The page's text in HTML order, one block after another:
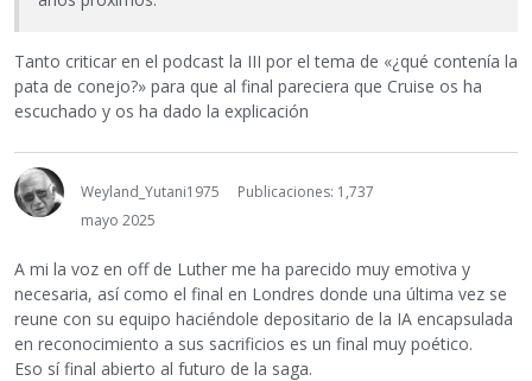
Tanto criticar en el podcast la III por el tema de «¿qué contenía la
pata de conejo?» para que al final pareciera que Cruise os ha
escuchado y os ha dado la explicación
Weyland_Yutani1975
Publicaciones: 1,737
mayo 2025
A mi la voz en off de Luther me ha parecido muy emotiva y
necesaria, así como el final en Londres donde una última vez se
reune con su equipo haciéndole depositario de la IA encapsulada
en reconocimiento a sus sacrificios es un final muy poético.
Eso sí final abierto al futuro de la saga.